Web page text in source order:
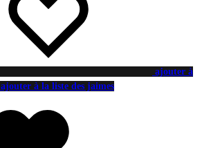
ajouter à
ajouter à la liste des jaimes